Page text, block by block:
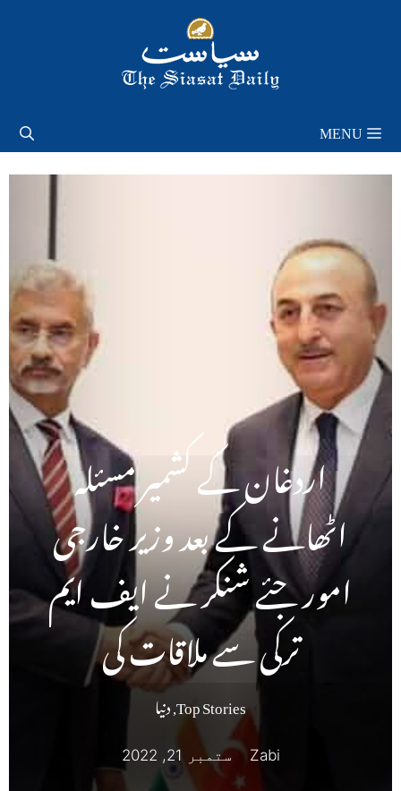
MENU
اردغان کے کشمیر مسئلہ
اٹھانے کے بعد وزیر خارجی
امور جئے شنکر نے ایف ایم
ترکی سے ملاقات کی
Top Stories
,دنیا
Zabi ستمبر 21, 2022